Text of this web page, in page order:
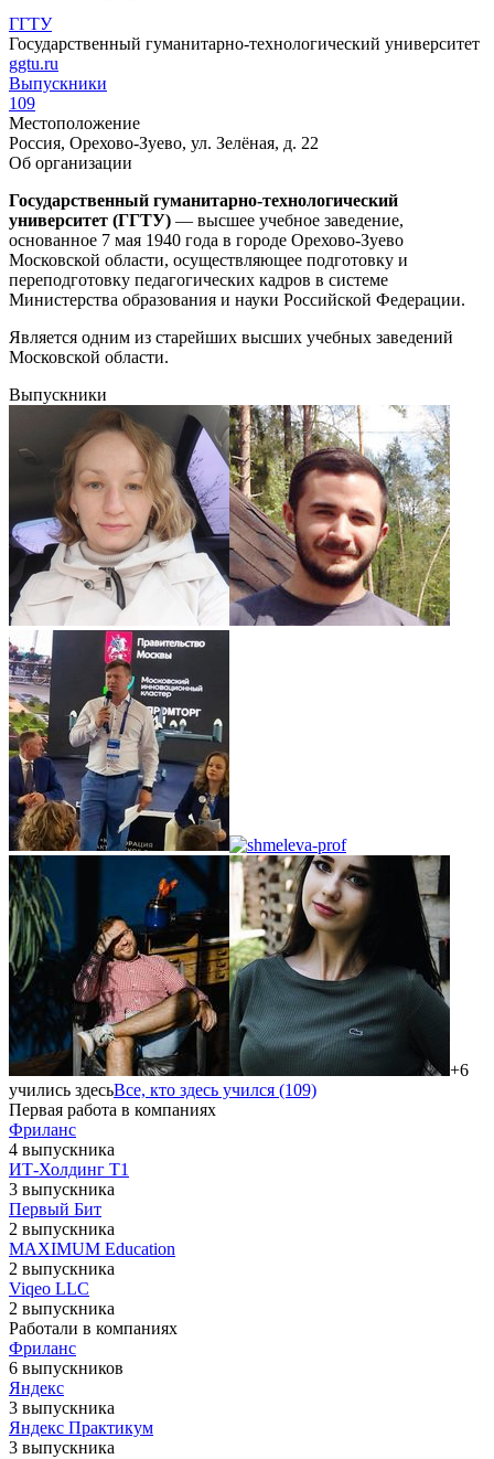
ГГТУ
Государственный гуманитарно-технологический университет
ggtu.ru
Выпускники
109
Местоположение
Россия, Орехово-Зуево, ул. Зелёная, д. 22
Об организации
Государственный гуманитарно-технологический
университет (ГГТУ) — высшее учебное заведение,
основанное 7 мая 1940 года в городе Орехово-Зуево
Московской области, осуществляющее подготовку и
переподготовку педагогических кадров в системе
Министерства образования и науки Российской Федерации.
Является одним из старейших высших учебных заведений
Московской области.
Выпускники
+6
учились здесьВсе, кто здесь учился (109)
Первая работа в компаниях
Фриланс
4 выпускника
ИТ-Холдинг Т1
3 выпускника
Первый Бит
2 выпускника
MAXIMUM Education
2 выпускника
Viqeo LLC
2 выпускника
Работали в компаниях
Фриланс
6 выпускников
Яндекс
3 выпускника
Яндекс Практикум
3 выпускника